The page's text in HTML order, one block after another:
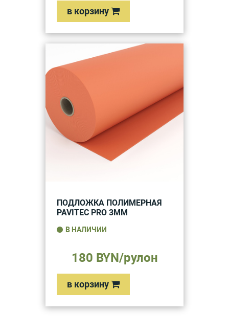
в корзину
ПОДЛОЖКА ПОЛИМЕРНАЯ
PAVITEC PRO 3ММ
В НАЛИЧИИ
180 BYN/рулон
в корзину